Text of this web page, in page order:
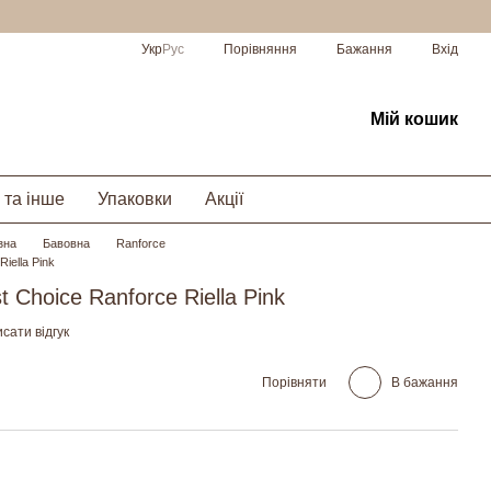
УкрРус Порівняння Бажання Вхід
Мій кошик
інше Упаковки Акції
Бавовна
Ranforce
Pink
Choice Ranforce Riella Pink
відгук
Порівняти В бажання